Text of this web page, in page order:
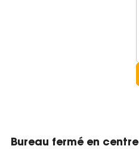
Bureau fermé en centre